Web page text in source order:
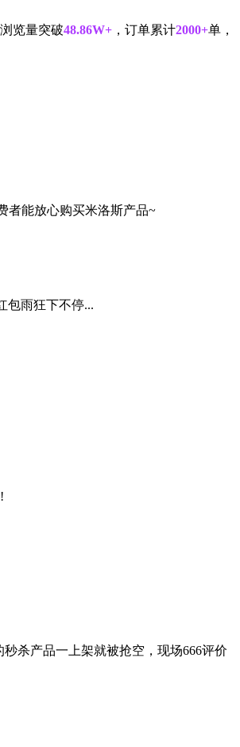
浏览量突破48.86W+ ，订单累计2000+单，
者能放心购买米洛斯产品~
包雨狂下不停...
杀产品一上架就被抢空，现场666评价